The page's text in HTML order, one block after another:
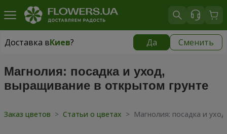
Доставка вКиев? Да Сменить
Доставка вКиев
Магнолия: посадка и уход,
выращивание в открытом грунте
Заказ цветов > Статьи о цветах > Магнолия: посадка и